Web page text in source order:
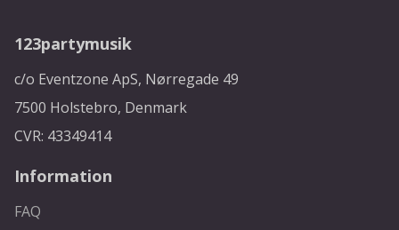
123partymusik
c/o Eventzone ApS, Nørregade 49
7500 Holstebro, Denmark
CVR: 43349414
Information
FAQ